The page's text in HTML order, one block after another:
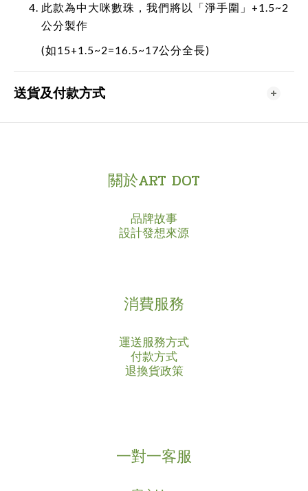
此款為中大咪數珠，我們將以「淨手圍」+1.5~2
公分製作
(如15+1.5~2=16.5~17公分全長)
送貨及付款方式
關於ART DOT
品牌故事
設計發想來源
消費服務
運送服務方式
付款方式
退換貨政策
一對一客服